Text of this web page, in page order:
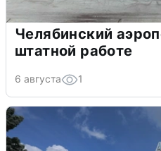
Челябинский
штатной работе
6 августа 1